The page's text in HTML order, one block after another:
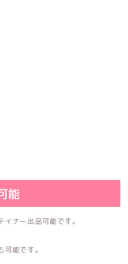
能
ナー出品可能です。
能です。